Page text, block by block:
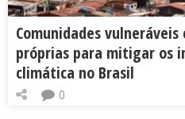
Comunidades
próprias para mitigar os
climática no Brasil
0